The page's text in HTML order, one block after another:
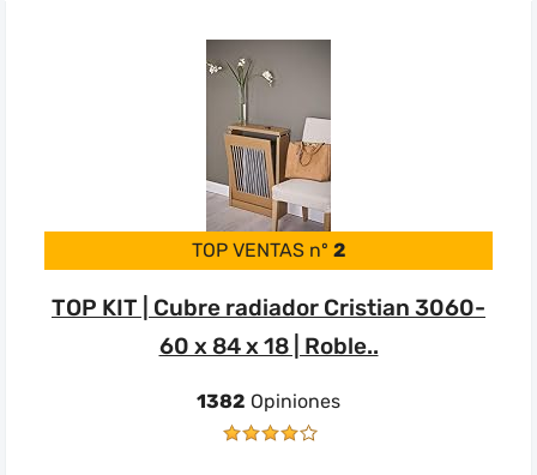
TOP VENTAS nº 2
TOP KIT | Cubre radiador Cristian 3060-
60 x 84 x 18 | Roble..
1382 Opiniones